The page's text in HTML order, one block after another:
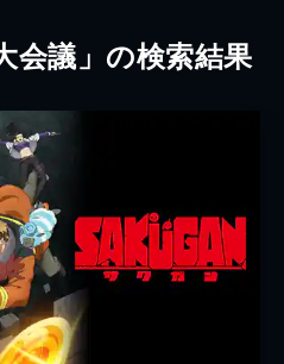
会議」の検索結果